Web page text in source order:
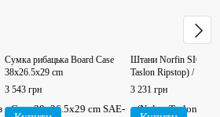
Сумка рибацька Board Case
38x26.5x29 cm
3 543 грн
Штани Norfin SIGMA
Taslon Ripstop) / S
3 231 грн